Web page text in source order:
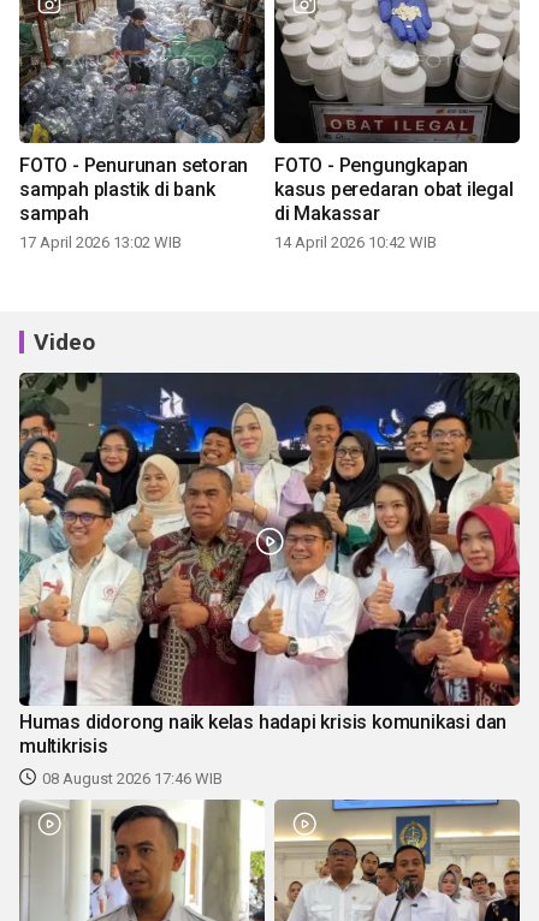
FOTO - Penurunan setoran
sampah plastik di bank
sampah
17 April 2026 13:02 WIB
FOTO - Pengungkapan
kasus peredaran obat ilegal
di Makassar
14 April 2026 10:42 WIB
Video
Humas didorong naik kelas hadapi krisis komunikasi dan
multikrisis
08 August 2026 17:46 WIB